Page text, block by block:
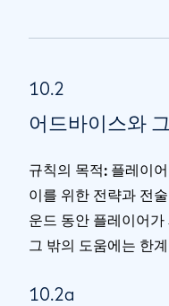
10.2
어드바이스와
규칙의 목적: 플레이
이를 위한 전략과 전
운드 동안 플레이어
그 밖의 도움에는 한
10.2a